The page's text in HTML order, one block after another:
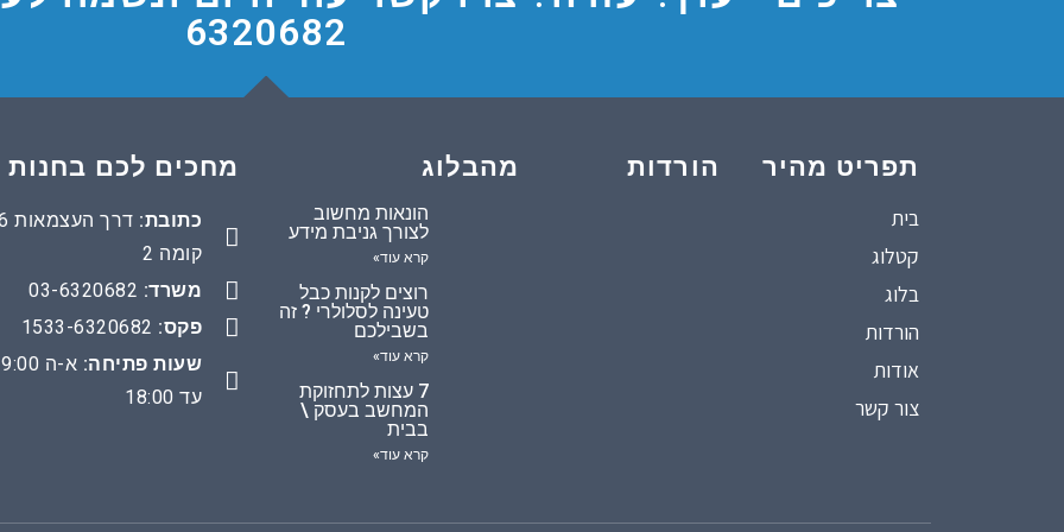
6320682
תפריט מהיר
בית
קטלוג
בלוג
הורדות
אודות
צור קשר
הורדות מהבלוג
הונאות מחשוב
לצורך גניבת מידע
קרא עוד»
רוצים לקנות כבל
טעינה לסלולרי ? זה
בשבילכם
קרא עוד»
7 עצות לתחזוקת
המחשב בעסק \
בבית
קרא עוד»
מחכים לכם בחנות
כתובת:
דרך
קומה 2
משרד:
פקס: 1533-6320682
שעות פתיחה:
א-ה 9:00
עד 18:00